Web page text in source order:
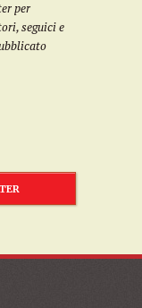
per
seguici e